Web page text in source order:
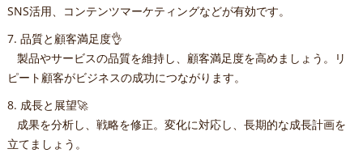
SNS活用、コンテンツマーケティングなどが有効です。
7. 品質と顧客満足度👌
製品やサービスの品質を維持し、顧客満足度を高めましょう。リ
ピート顧客がビジネスの成功につながります。
8. 成長と展望🚀
成果を分析し、戦略を修正。変化に対応し、長期的な成長計画を
立てましょう。